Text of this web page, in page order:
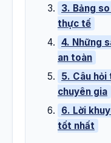
3. Bảng
thực tế
4. Những
an toàn
5. Câu hỏi
chuyên gia
6. Lời
tốt nhất